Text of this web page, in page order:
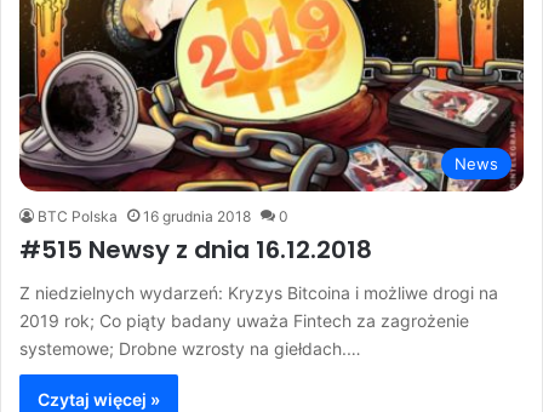
News
BTC Polska 16 grudnia 2018 0
#515 Newsy z dnia 16.12.2018
Z niedzielnych wydarzeń: Kryzys Bitcoina i możliwe drogi na
2019 rok; Co piąty badany uważa Fintech za zagrożenie
systemowe; Drobne wzrosty na giełdach.…
Czytaj więcej »